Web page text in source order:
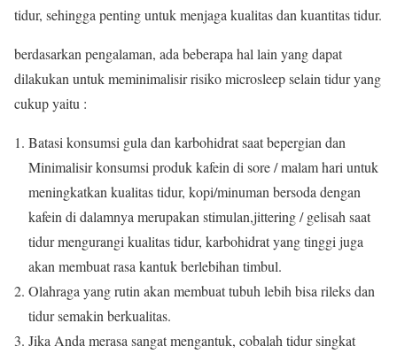
tidur, sehingga penting untuk menjaga kualitas dan kuantitas tidur.
berdasarkan pengalaman, ada beberapa hal lain yang dapat
dilakukan untuk meminimalisir risiko microsleep selain tidur yang
cukup yaitu :
Batasi konsumsi gula dan karbohidrat saat bepergian dan
Minimalisir konsumsi produk kafein di sore / malam hari untuk
meningkatkan kualitas tidur, kopi/minuman bersoda dengan
kafein di dalamnya merupakan stimulan,jittering / gelisah saat
tidur mengurangi kualitas tidur, karbohidrat yang tinggi juga
akan membuat rasa kantuk berlebihan timbul.
Olahraga yang rutin akan membuat tubuh lebih bisa rileks dan
tidur semakin berkualitas.
Jika Anda merasa sangat mengantuk, cobalah tidur singkat